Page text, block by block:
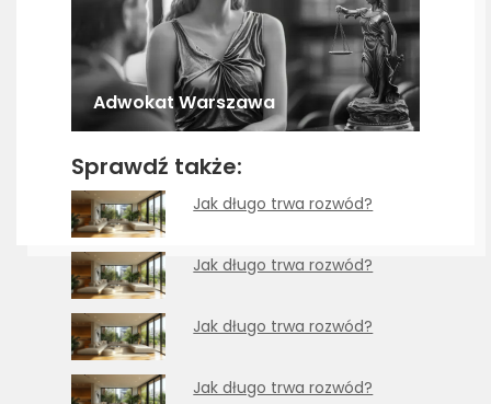
Adwokat Warszawa
Sprawdź także:
Jak długo trwa rozwód?
Jak długo trwa rozwód?
Jak długo trwa rozwód?
Jak długo trwa rozwód?